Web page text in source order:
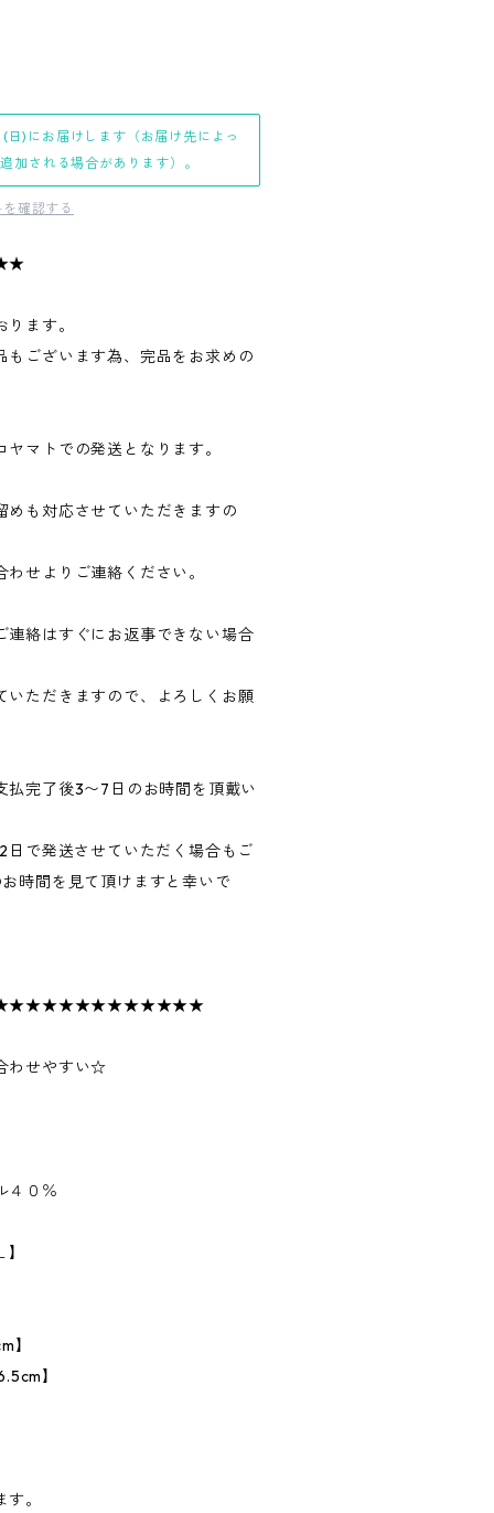
)にお届けします（お届け先によっ
加される場合があります）。
確認する
ます。
ございます為、完品をお求めの
マトでの発送となります。
めも対応させていただきますの
せよりご連絡ください。
連絡はすぐにお返事できない場合
いただきますので、よろしくお願
払完了後3〜7日のお時間を頂戴い
日で発送させていただく場合もご
時間を見て頂けますと幸いで
わせやすい☆
４０％
】
】
。